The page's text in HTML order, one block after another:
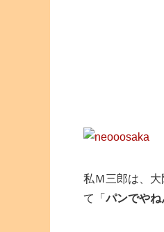
私Ｍ三郎は、大
て「パンでやね